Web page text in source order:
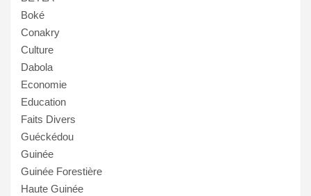
Boké
Conakry
Culture
Dabola
Economie
Education
Faits Divers
Guéckédou
Guinée
Guinée Forestière
Haute Guinée